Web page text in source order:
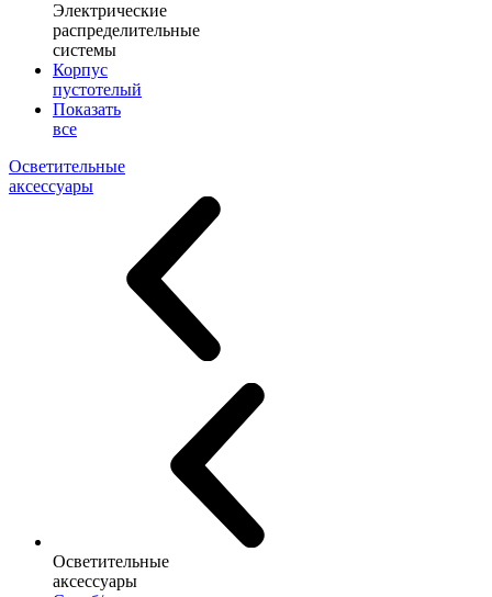
Электрические
распределительные
системы
Корпус
пустотелый
Показать
все
Осветительные
аксессуары
Осветительные
аксессуары